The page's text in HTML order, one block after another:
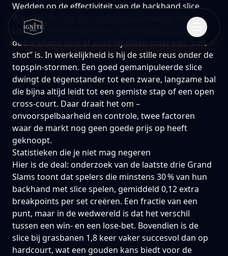
Wedden op de effectiviteit van de backhand slice
Waarom de slice een ondergewaardeerde killer is
Look: de meeste spelers en bookmakers schrijven
de backhand slice af alsof hij alleen maar een “soft
shot” is. In werkelijkheid is hij de stille reus onder de
topspin‑stormen. Een goed gemanipuleerde slice
dwingt de tegenstander tot een zware, langzame bal
die bijna altijd leidt tot een gemiste stap of een open
cross‑court. Daar draait het om –
onvoorspelbaarheid en controle, twee factoren
waar de markt nog geen goede prijs op heeft
geknoopt.
Statistieken die je niet mag negeren
Hier is de deal: onderzoek van de laatste drie Grand
Slams toont dat spelers die minstens 30 % van hun
backhand met slice spelen, gemiddeld 0,12 extra
breakpoints per set creëren. Een fractie van een
punt, maar in de wedwereld is dat het verschil
tussen een win‑ en een lose‑bet. Bovendien is de
slice bij grasbanen 1,8 keer vaker succesvol dan op
hardcourt, wat een gouden kans biedt voor de